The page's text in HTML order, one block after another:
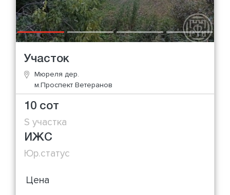
Участок
Мюреля дер.
м.Проспект Ветеранов
10 сот
S участка
ИЖС
Юр.статус
Цена